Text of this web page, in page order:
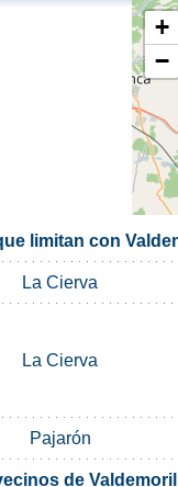
+
−
limitan con
La Cierva
La Cierva
Pajarón
de